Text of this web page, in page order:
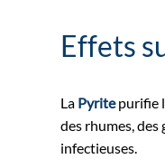
Effets
La Pyritepurifie
des rhumes, des
infectieuses.